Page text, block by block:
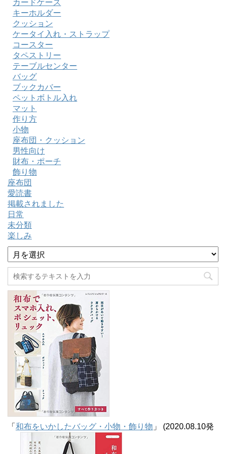
カードケース
キーホルダー
クッション
ケータイ入れ・ストラップ
コースター
タペストリー
テーブルセンター
バッグ
ブックカバー
ペットボトル入れ
マット
作り方
小物
座布団・クッション
男性向け
財布・ポーチ
飾り物
座布団
愛読書
掲載されました
日常
未分類
楽しみ
ア
ー
カ
イ
ブ
「 和布をいかしたバッグ・小物・飾り物 」 (2020.08.10発